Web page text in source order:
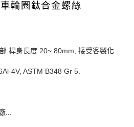
輪圈鈦合金螺絲
桿身長度 20~ 80mm, 接受客製化.
4V, ASTM B348 Gr 5.
...